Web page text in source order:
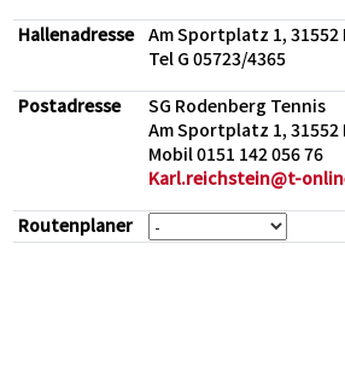
Hallenadresse Am Sportplatz 1,
Tel G 05723/4365
Postadresse
SG Rodenberg Tennis
Am Sportplatz 1,
Mobil 0151 142 056 76
Karl.reichstein@t-
Routenplaner